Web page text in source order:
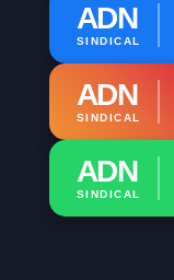
ADN
SINDICAL
ADN
SINDICAL
ADN
SINDICAL